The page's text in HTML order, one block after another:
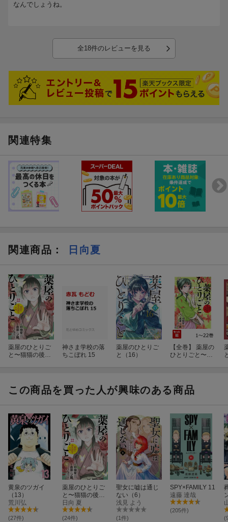
なんでしょうね。
全18件のレビューを見る
関連特集
関連商品 ： 日向夏
薬屋のひとりご
と〜猫猫の後宮
神さま学校の落
ちこぼれ 15
薬屋のひとりご
と（16）
【全巻】 薬屋の
ひとりごと〜猫
この商品を買った人が興味のある商品
黄泉のツガイ
（13）
荒川弘
(27件)
薬屋のひとりご
と〜猫猫の後宮
謎解き手帳〜
（22）
日向 夏
(24件)
聖女に嘘は通じ
ない（6）
浅見 よう
(1件)
SPY×FAMILY 11
遠藤 達哉
(205件)